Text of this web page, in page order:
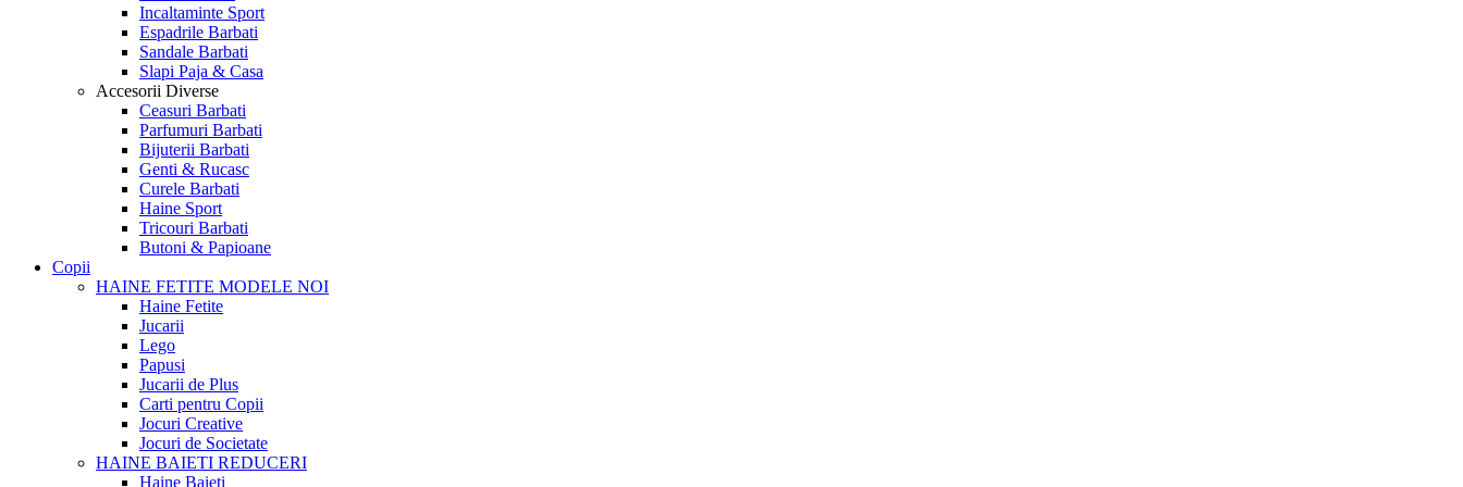
Incaltaminte Sport
Espadrile Barbati
Sandale Barbati
Slapi Paja & Casa
Accesorii Diverse
Ceasuri Barbati
Parfumuri Barbati
Bijuterii Barbati
Genti & Rucasc
Curele Barbati
Haine Sport
Tricouri Barbati
Butoni & Papioane
Copii
HAINE FETITE MODELE NOI
Haine Fetite
Jucarii
Lego
Papusi
Jucarii de Plus
Carti pentru Copii
Jocuri Creative
Jocuri de Societate
HAINE BAIETI REDUCERI
Haine Baieti